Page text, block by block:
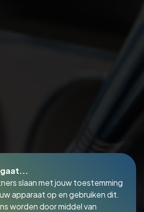
gaat...
slaan met jouw toestemming
apparaat op en gebruiken dit.
worden door middel van